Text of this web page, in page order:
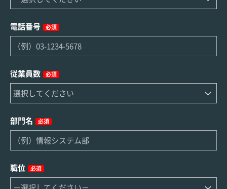
電話番号 必須
従業員数 必須
部門名 必須
職位 必須